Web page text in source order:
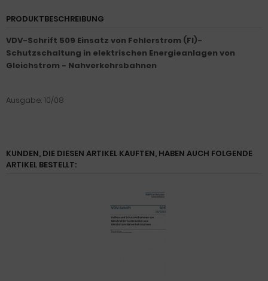
PRODUKTBESCHREIBUNG
VDV-Schrift 509 Einsatz von Fehlerstrom (FI)-
Schutzschaltung in elektrischen Energieanlagen von
Gleichstrom - Nahverkehrsbahnen
Ausgabe: 10/08
KUNDEN, DIE DIESEN ARTIKEL KAUFTEN, HABEN AUCH FOLGENDE
ARTIKEL BESTELLT: